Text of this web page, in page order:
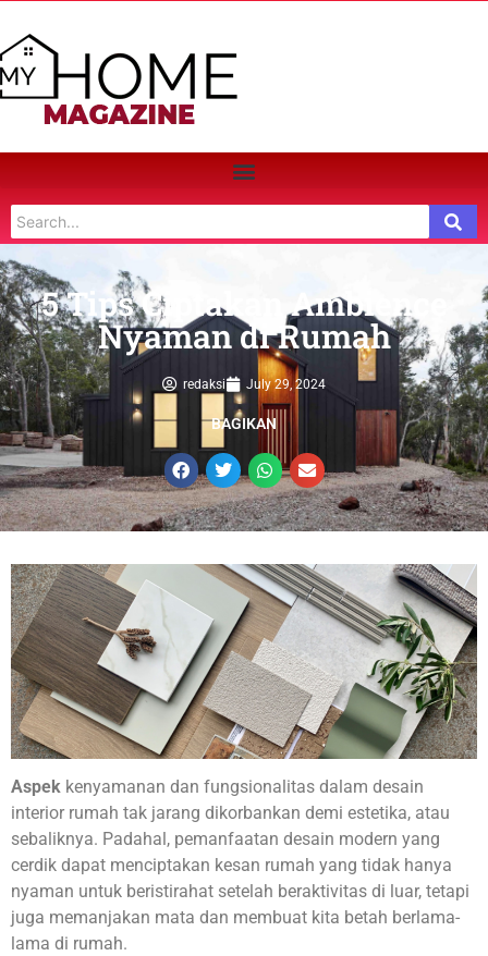
5 Tips Ciptakan Ambience
Nyaman di Rumah
redaksi July 29, 2024
BAGIKAN
Aspek kenyamanan dan fungsionalitas dalam desain
interior rumah tak jarang dikorbankan demi estetika, atau
sebaliknya. Padahal, pemanfaatan desain modern yang
cerdik dapat menciptakan kesan rumah yang tidak hanya
nyaman untuk beristirahat setelah beraktivitas di luar, tetapi
juga memanjakan mata dan membuat kita betah berlama-
lama di rumah.